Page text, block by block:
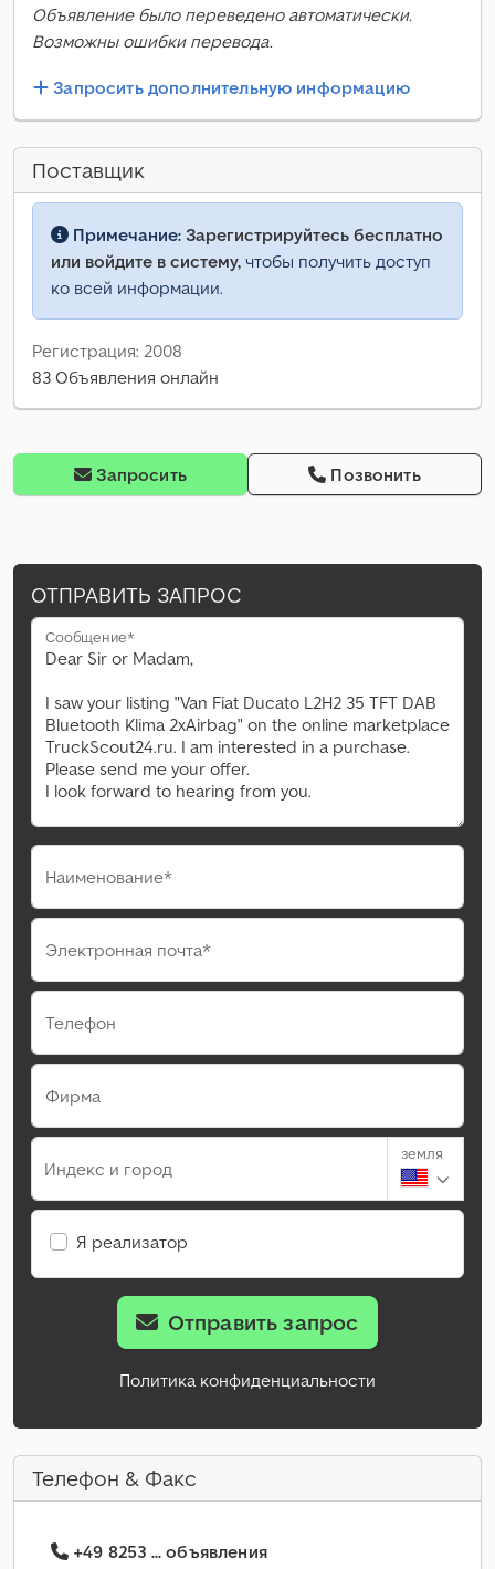
Объявление было переведено автоматически.
Возможны ошибки перевода.
Запросить дополнительную информацию
Поставщик
Примечание: Зарегистрируйтесь бесплатно
или войдите в систему, чтобы получить доступ
ко всей информации.
Регистрация: 2008
83 Объявления онлайн
Запросить Позвонить
ОТПРАВИТЬ ЗАПРОС
Сообщение*
Наименование*
Электронная почта*
Телефон
Фирма
Индекс и город
земля
Я реализатор
Отправить запрос
Политика конфиденциальности
Телефон & Факс
+49 8253 ... объявления